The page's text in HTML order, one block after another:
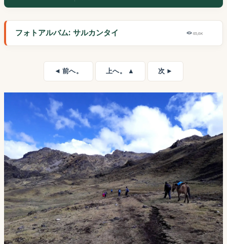
フォトアルバム: サルカンタイ 65,6K
◄ 前へ。 上へ。 ▲ 次 ►